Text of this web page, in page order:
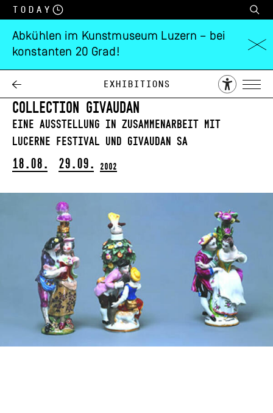
Today
Abkühlen im Kunstmuseum Luzern – bei
konstanten 20 Grad!
Exhibitions
Les flacons de la
séduction
Collection Givaudan
Eine Ausstellung in Zusammenarbeit mit
Lucerne Festival und Givaudan SA
18.08. 29.09. 2002